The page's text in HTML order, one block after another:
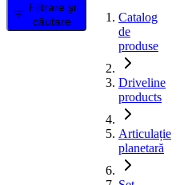
Filtrare și
căutare
Catalog
de
produse
Driveline
products
Articulație
planetară